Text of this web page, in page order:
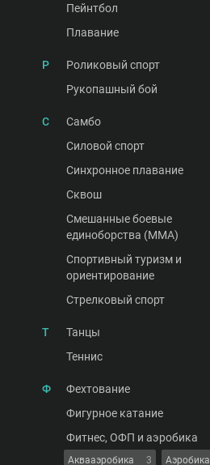
Пейнтбол
Плавание
Р Роликовый спорт
Рукопашный бой
С Самбо
Силовой спорт
Синхронное плавание
Сквош
Смешанные боевые
единоборства (MMA)
Спортивный туризм и
ориентирование
Стрелковый спорт
Т Танцы
Теннис
Ф Фехтование
Фигурное катание
Фитнес, ОФП и аэробика
Аквааэробика 3 Аэробика